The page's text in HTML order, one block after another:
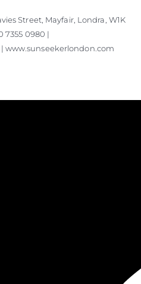
Street, Mayfair, Londra, W1K
7355 0980 |
www.sunseekerlondon.com